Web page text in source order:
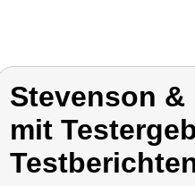
Stevenson
mit